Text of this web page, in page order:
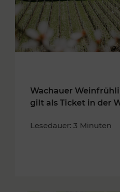
Wachauer
gilt als Ticket in der
Lesedauer: 3 Minuten